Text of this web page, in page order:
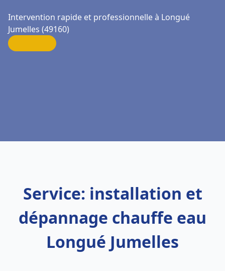
Intervention rapide et professionnelle à Longué
Jumelles (49160)
Service: installation et
dépannage chauffe eau
Longué Jumelles